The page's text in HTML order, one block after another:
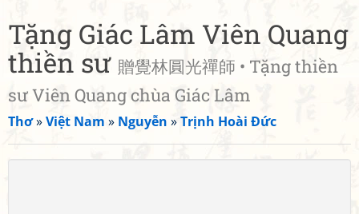
Tặng Giác Lâm Viên Quang
thiền sư 贈覺林圓光禪師 • Tặng thiền
sư Viên Quang chùa Giác Lâm
Thơ»Việt Nam » Nguyễn »Trịnh Hoài Đức